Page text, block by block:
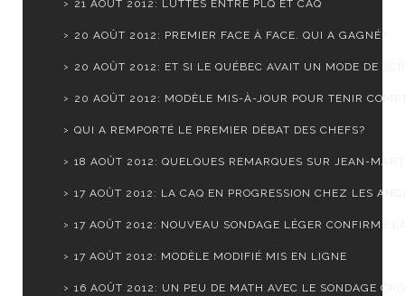
21 AOÛT 2012: LUTTES ENTRE PLQ ET CAQ
20 AOÛT 2012: PREMIER FACE À FACE. QUI A GAGNÉ?
20 AOÛT 2012: ET SI LE QUÉBEC AVAIT UN MODE DE
20 AOÛT 2012: MODÈLE MIS-À-JOUR POUR TENIR
QUI A REMPORTÉ LE PREMIER DÉBAT DES CHEFS?
18 AOÛT 2012: QUELQUES REMARQUES SUR JEAN-
17 AOÛT 2012: LA CAQ EN PROGRESSION CHEZ LES
17 AOÛT 2012: NOUVEAU SONDAGE LÉGER CONFIRME
17 AOÛT 2012: MODÈLE MODIFIÉ MIS EN LIGNE
16 AOÛT 2012: UN PEU DE MATH AVEC LE SONDAGE